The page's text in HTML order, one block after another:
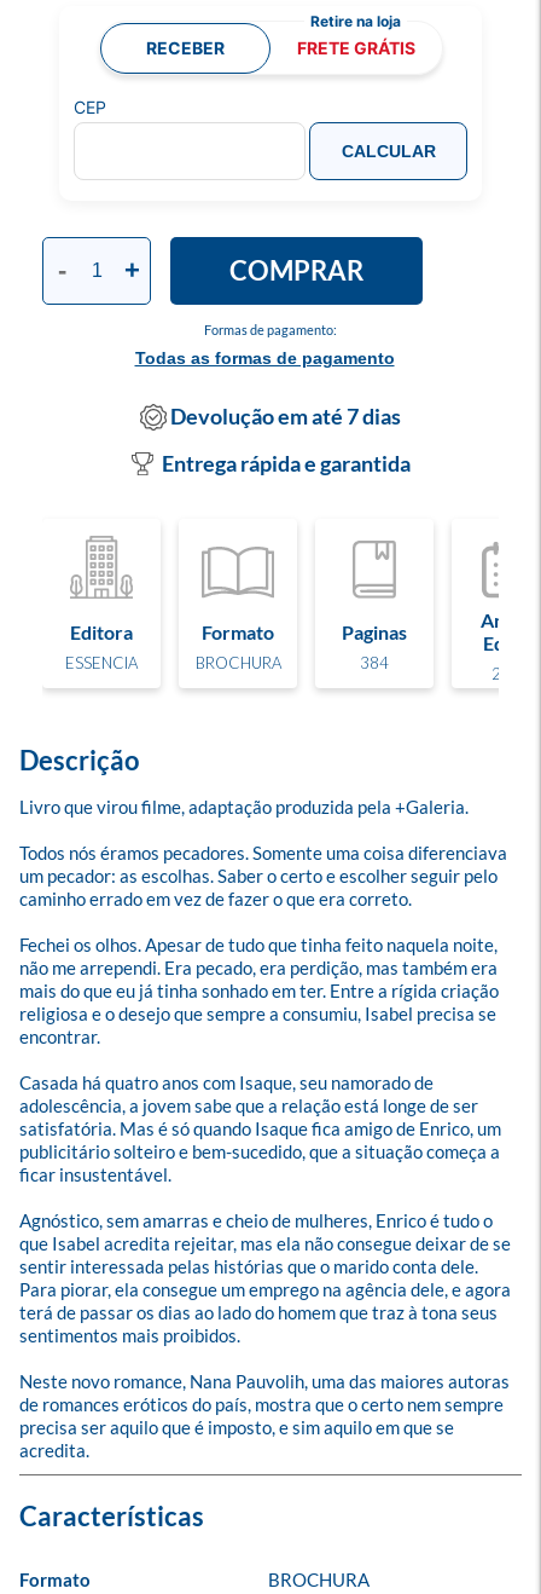
Formas de pagamento:
Todas as formas de pagamento
- + COMPRAR
RECEBER FRETE GRÁTIS
CEP
CALCULAR
Devolução em até 7 dias
Entrega rápida e garantida
Editora
ESSENCIA
Formato
BROCHURA
Paginas
384
Ano de
Edição
2017
Descrição
Livro que virou filme, adaptação produzida pela +Galeria.
Todos nós éramos pecadores. Somente uma coisa diferenciava
um pecador: as escolhas. Saber o certo e escolher seguir pelo
caminho errado em vez de fazer o que era correto.
Fechei os olhos. Apesar de tudo que tinha feito naquela noite,
não me arrependi. Era pecado, era perdição, mas também era
mais do que eu já tinha sonhado em ter. Entre a rígida criação
religiosa e o desejo que sempre a consumiu, Isabel precisa se
encontrar.
Casada há quatro anos com Isaque, seu namorado de
adolescência, a jovem sabe que a relação está longe de ser
satisfatória. Mas é só quando Isaque fica amigo de Enrico, um
publicitário solteiro e bem-sucedido, que a situação começa a
ficar insustentável.
Agnóstico, sem amarras e cheio de mulheres, Enrico é tudo o
que Isabel acredita rejeitar, mas ela não consegue deixar de se
sentir interessada pelas histórias que o marido conta dele.
Para piorar, ela consegue um emprego na agência dele, e agora
terá de passar os dias ao lado do homem que traz à tona seus
sentimentos mais proibidos.
Neste novo romance, Nana Pauvolih, uma das maiores autoras
de romances eróticos do país, mostra que o certo nem sempre
precisa ser aquilo que é imposto, e sim aquilo em que se
acredita.
Formato
BROCHURA